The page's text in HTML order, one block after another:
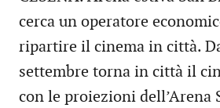
cerca un operatore
ripartire il cinema in città.
settembre torna in città il
con le proiezioni dell’Arena